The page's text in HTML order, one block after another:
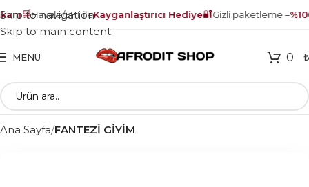
🛒Havale/EFT ileKayganlaştırıcı Hediye🔐Gizli paketleme –
Skip to navigation
Skip to main content
MENU 0 ₺
Ana Sayfa FANTEZİ GİYİM